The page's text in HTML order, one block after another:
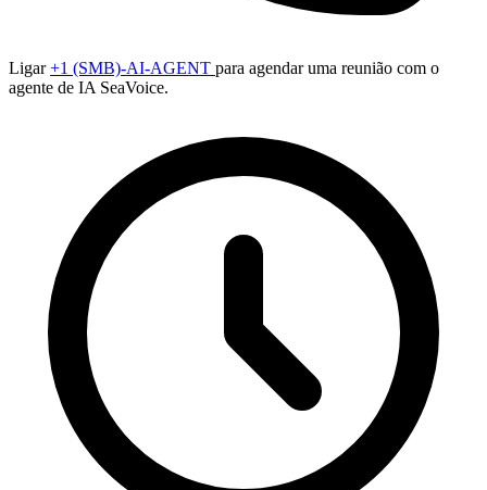
Ligar+1 (SMB)-AI-AGENT para agendar uma reunião com o
agente de IA SeaVoice.